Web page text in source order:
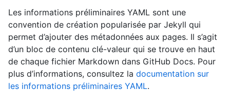
Les informations préliminaires YAML sont une
convention de création popularisée par Jekyll qui
permet d’ajouter des métadonnées aux pages. Il s’agit
d’un bloc de contenu clé-valeur qui se trouve en haut
de chaque fichier Markdown dans GitHub Docs. Pour
plus d’informations, consultez la documentation sur
les informations préliminaires YAML.